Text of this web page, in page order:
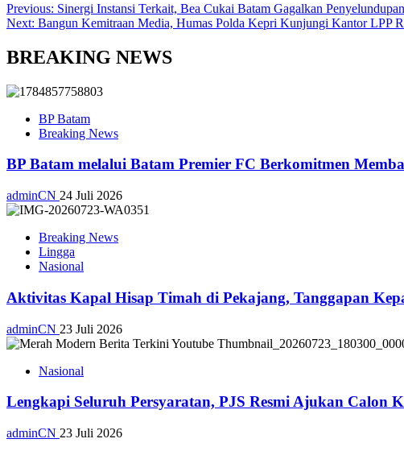
Previous: Sinergi Instansi Terkait, Bea Cukai Batam Gagalkan
Next: Bangun Kemitraan Media, Humas Polda Kepri Kunjungi Kantor LPP
BREAKING NEWS
BP Batam
Breaking News
BP Batam melalui Batam Premier FC Berkomitmen
adminCN 24 Juli 2026
Breaking News
Lingga
Nasional
Aktivitas Kapal Hisap Timah di Pekajang, Tanggapan
adminCN 23 Juli 2026
Nasional
Lengkapi Seluruh Persyaratan, PJS Resmi Ajukan Calon
adminCN 23 Juli 2026